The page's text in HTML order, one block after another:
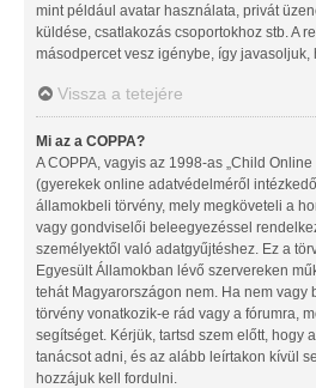
mint például avatar használata, privát
küldése, csatlakozás csoportokhoz stb. A
másodpercet vesz igénybe, így javasoljuk,
Vissza a tetejére
Mi az a COPPA?
A COPPA, vagyis az 1998-as „Child
(gyerekek online adatvédelméről
államokbeli törvény, mely megköveteli a
vagy gondviselői beleegyezéssel
személyektől való adatgyűjtéshez. Ez a
Egyesült Államokban lévő szervereken
tehát Magyarországon nem. Ha nem vagy
törvény vonatkozik-e rád vagy a fórumra,
segítséget. Kérjük, tartsd szem előtt, hogy
tanácsot adni, és az alább leírtakon kívül
hozzájuk kell fordulni.